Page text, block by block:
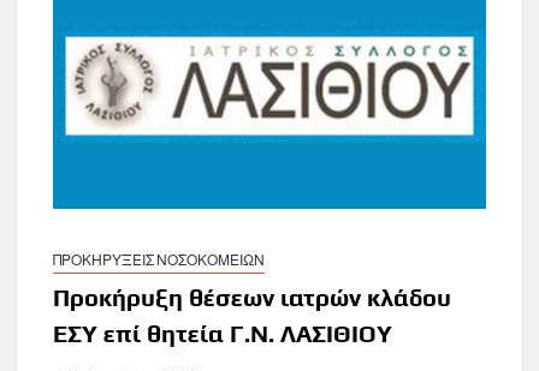
ΠΡΟΚΗΡΥΞΕΙΣ ΝΟΣΟΚΟΜΕΙΩΝ
Προκήρυξη θέσεων ιατρών κλάδου
ΕΣΥ επί θητεία Γ.Ν. ΛΑΣΙΘΙΟΥ